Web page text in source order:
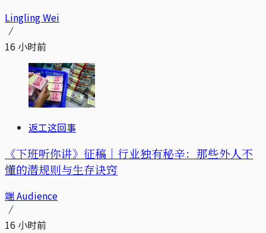
Lingling Wei
16 小时前
返工这回事
《下班听你讲》征稿｜行业独有秘辛：那些外人不
懂的潜规则与生存诀窍
端 Audience
16 小时前